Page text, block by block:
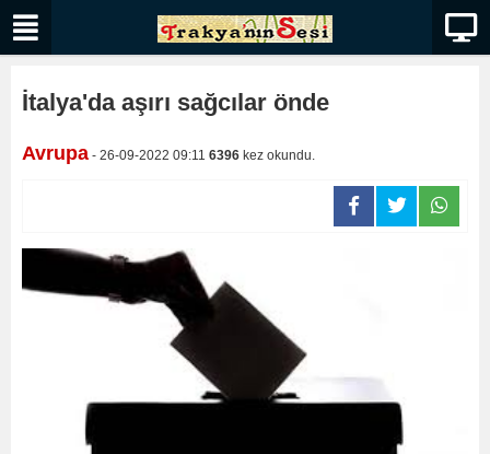
İtalya'da aşırı sağcılar önde
Avrupa - 26-09-2022 09:11 6396 kez okundu.